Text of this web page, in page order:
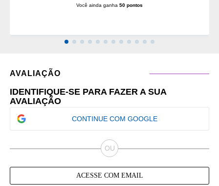
Você ainda ganha 50 pontos
AVALIAÇÃO
IDENTIFIQUE-SE PARA FAZER A SUA
AVALIAÇÃO
CONTINUE COM GOOGLE
ACESSE COM EMAIL